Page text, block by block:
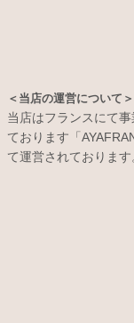
＜当店の運営について＞
当店はフランスにて事
ております「
て運営されております